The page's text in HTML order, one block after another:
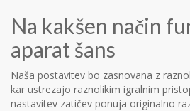
Na kakšen način
aparat šans
Naša postavitev bo zasnovana z
kar ustrezajo raznolikim igralnim
nastavitev zatičev ponuja originalno